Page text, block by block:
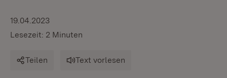
19.04.2023
Lesezeit: 2 Minuten
Teilen Text vorlesen